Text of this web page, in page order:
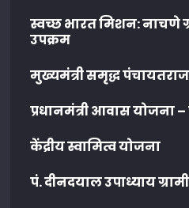
स्वच्छ भारत मिशन: नाचणे
उपक्रम
मुख्यमंत्री समृद्ध
प्रधानमंत्री आवास योजना –
केंद्रीय स्वामित्व योजना
पं. दीनदयाल उपाध्याय